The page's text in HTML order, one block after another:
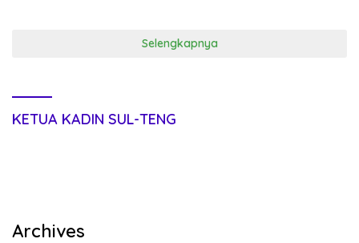
Selengkapnya
KETUA KADIN SUL-TENG
Archives